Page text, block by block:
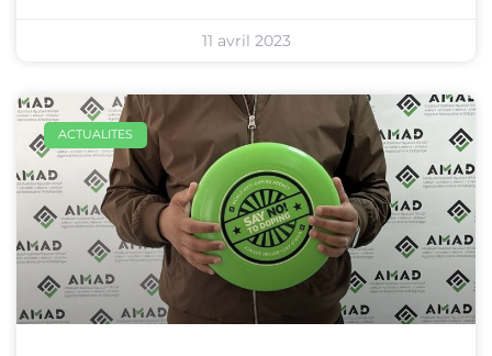
11 avril 2023
ACTUALITES